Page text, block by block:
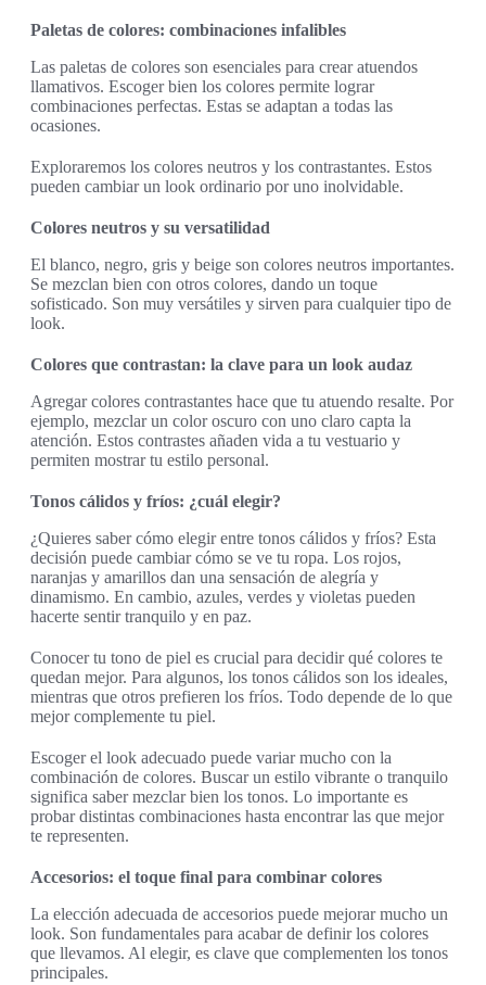
Paletas de colores: combinaciones infalibles
Las paletas de colores son esenciales para crear atuendos
llamativos. Escoger bien los colores permite lograr
combinaciones perfectas. Estas se adaptan a todas las
ocasiones.
Exploraremos los colores neutros y los contrastantes. Estos
pueden cambiar un look ordinario por uno inolvidable.
Colores neutros y su versatilidad
El blanco, negro, gris y beige son colores neutros importantes.
Se mezclan bien con otros colores, dando un toque
sofisticado. Son muy versátiles y sirven para cualquier tipo de
look.
Colores que contrastan: la clave para un look audaz
Agregar colores contrastantes hace que tu atuendo resalte. Por
ejemplo, mezclar un color oscuro con uno claro capta la
atención. Estos contrastes añaden vida a tu vestuario y
permiten mostrar tu estilo personal.
Tonos cálidos y fríos: ¿cuál elegir?
¿Quieres saber cómo elegir entre tonos cálidos y fríos? Esta
decisión puede cambiar cómo se ve tu ropa. Los rojos,
naranjas y amarillos dan una sensación de alegría y
dinamismo. En cambio, azules, verdes y violetas pueden
hacerte sentir tranquilo y en paz.
Conocer tu tono de piel es crucial para decidir qué colores te
quedan mejor. Para algunos, los tonos cálidos son los ideales,
mientras que otros prefieren los fríos. Todo depende de lo que
mejor complemente tu piel.
Escoger el look adecuado puede variar mucho con la
combinación de colores. Buscar un estilo vibrante o tranquilo
significa saber mezclar bien los tonos. Lo importante es
probar distintas combinaciones hasta encontrar las que mejor
te representen.
Accesorios: el toque final para combinar colores
La elección adecuada de accesorios puede mejorar mucho un
look. Son fundamentales para acabar de definir los colores
que llevamos. Al elegir, es clave que complementen los tonos
principales.